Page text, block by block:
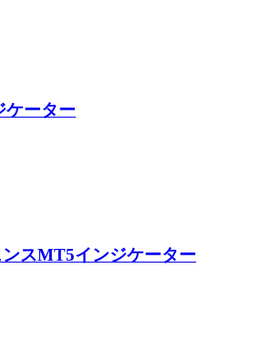
ケーター
スMT5インジケーター